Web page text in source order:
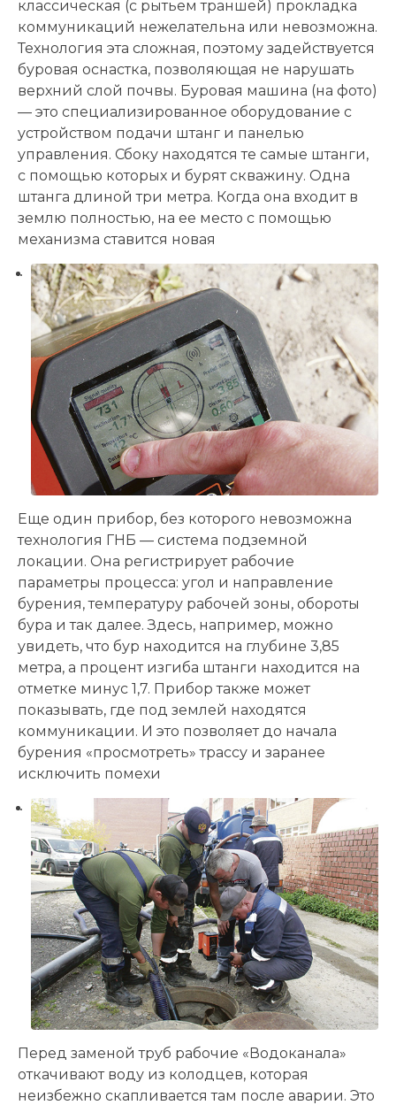
классическая (с рытьем траншей) прокладка
коммуникаций нежелательна или невозможна.
Технология эта сложная, поэтому задействуется
буровая оснастка, позволяющая не нарушать
верхний слой почвы. Буровая машина (на фото)
— это специализированное оборудование с
устройством подачи штанг и панелью
управления. Сбоку находятся те самые штанги,
с помощью которых и бурят скважину. Одна
штанга длиной три метра. Когда она входит в
землю полностью, на ее место с помощью
механизма ставится новая
Еще один прибор, без которого невозможна
технология ГНБ — система подземной
локации. Она регистрирует рабочие
параметры процесса: угол и направление
бурения, температуру рабочей зоны, обороты
бура и так далее. Здесь, например, можно
увидеть, что бур находится на глубине 3,85
метра, а процент изгиба штанги находится на
отметке минус 1,7. Прибор также может
показывать, где под землей находятся
коммуникации. И это позволяет до начала
бурения «просмотреть» трассу и заранее
исключить помехи
Перед заменой труб рабочие «Водоканала»
откачивают воду из колодцев, которая
неизбежно скапливается там после аварии. Это